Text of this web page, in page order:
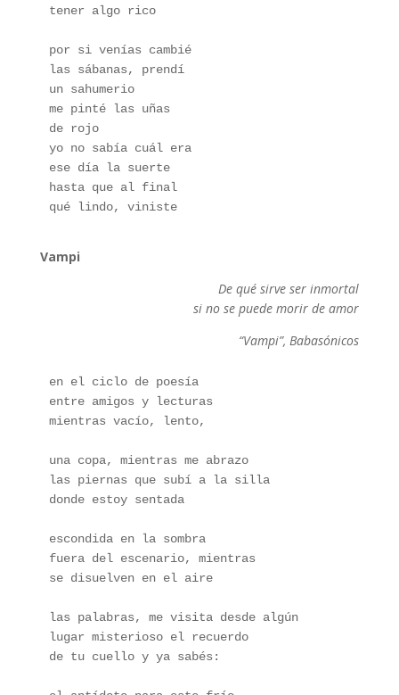
tener algo rico
por si venías cambié
las sábanas, prendí
un sahumerio
me pinté las uñas
de rojo
yo no sabía cuál era
ese día la suerte
hasta que al final
qué lindo, viniste
Vampi
De qué sirve ser inmortal
si no se puede morir de amor
“Vampi”, Babasónicos
en el ciclo de poesía
entre amigos y lecturas
mientras vacío, lento,
una copa, mientras me abrazo
las piernas que subí a la silla
donde estoy sentada
escondida en la sombra
fuera del escenario, mientras
se disuelven en el aire
las palabras, me visita desde algún
lugar misterioso el recuerdo
de tu cuello y ya sabés: